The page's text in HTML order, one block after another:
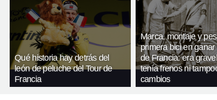
Qué historia hay detrás del
león de peluche del Tour de
Francia
Marca, montaje y
primera bici en ganar
de Francia: era
tenía frenos ni
cambios